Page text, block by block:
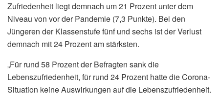
Zufriedenheit liegt demnach um 21 Prozent unter dem
Niveau von vor der Pandemie (7,3 Punkte). Bei den
Jüngeren der Klassenstufe fünf und sechs ist der Verlust
demnach mit 24 Prozent am stärksten.
„Für rund 58 Prozent der Befragten sank die
Lebenszufriedenheit, für rund 24 Prozent hatte die Corona‐
Situation keine Auswirkungen auf die Lebenszufriedenheit.